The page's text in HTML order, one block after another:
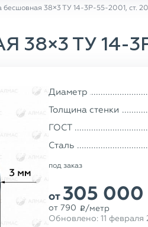
бесшовная 38×3 ТУ 14-3Р-55-2001, ст. 20
ТУ 14-
Диаметр
Толщина стенки
ГОСТ
Сталь
под заказ
от 305 000
от 790 p /метр
Обновлено: 11 февраля